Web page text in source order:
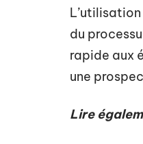
du
rapide aux
une
Lire